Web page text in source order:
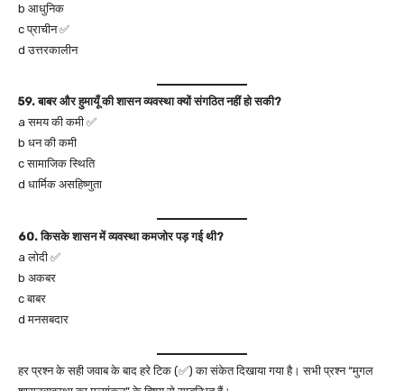
b आधुनिक
c प्राचीन ✅
d उत्तरकालीन
59. बाबर और हुमायूँ की शासन व्यवस्था क्यों संगठित नहीं हो सकी?
a समय की कमी ✅
b धन की कमी
c सामाजिक स्थिति
d धार्मिक असहिष्णुता
60. किसके शासन में व्यवस्था कमजोर पड़ गई थी?
a लोदी ✅
b अकबर
c बाबर
d मनसबदार
हर प्रश्न के सही जवाब के बाद हरे टिक (✅) का संकेत दिखाया गया है। सभी प्रश्न “मुगल